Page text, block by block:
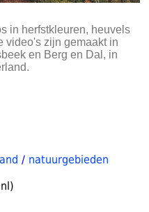
in herfstkleuren, heuvels
video's zijn gemaakt in
en Berg en Dal, in
/ natuurgebieden